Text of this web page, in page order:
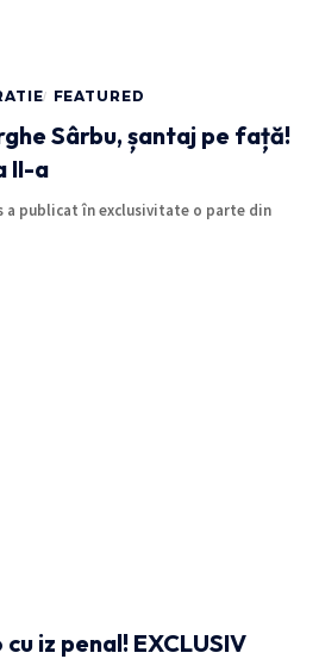
FEATURED
Sârbu, șantaj pe față!
II-a
a publicat în exclusivitate o parte din
iz penal! EXCLUSIV